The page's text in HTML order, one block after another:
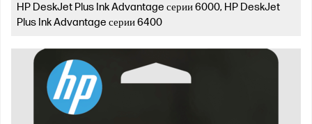
HP DeskJet Plus Ink Advantage серии 6000, HP DeskJet
Plus Ink Advantage серии 6400